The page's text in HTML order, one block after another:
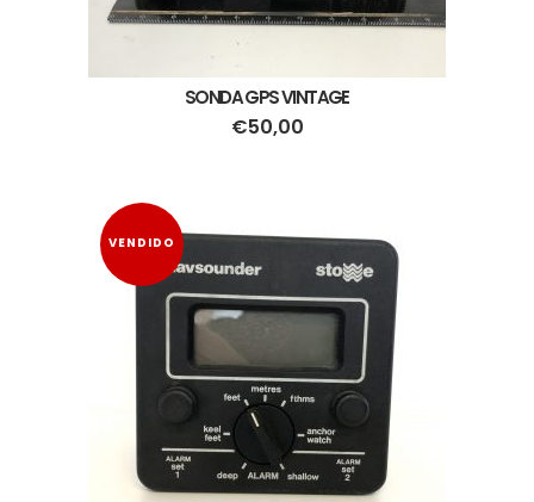
SONDA GPS VINTAGE
€50,00
VENDIDO